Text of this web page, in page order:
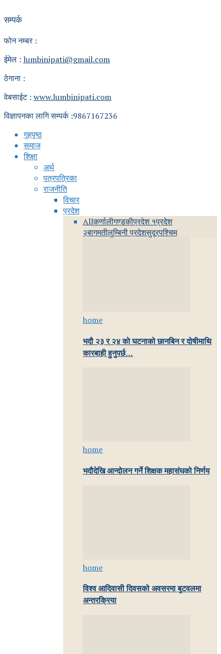
सम्पर्क
फोन नम्बर :
ईमेल : lumbinipati@gmail.com
ठेगाना :
वेबसाईट : www.lumbinipati.com
विज्ञापनका लागि सम्पर्क :9867167236
गृहपृष्ठ
समाज
शिक्षा
अर्थ
पत्रपत्रिका
राजनीति
विचार
प्रदेश
Allकर्णालीगण्डकीप्रदेश १प्रदेश
२बागमतीलुम्बिनी प्रदेशसुदूरपश्चिम
home
भदौ २३ र २४ काे घटनाको छानबिन र दोषीमाथि
कारबाही हुनुपर्छ…
home
भदौदेखि आन्दोलन गर्ने शिक्षक महासंघको निर्णय
home
विश्व आदिवासी दिवसको अवसरमा बुटवलमा
अन्तरक्रिया